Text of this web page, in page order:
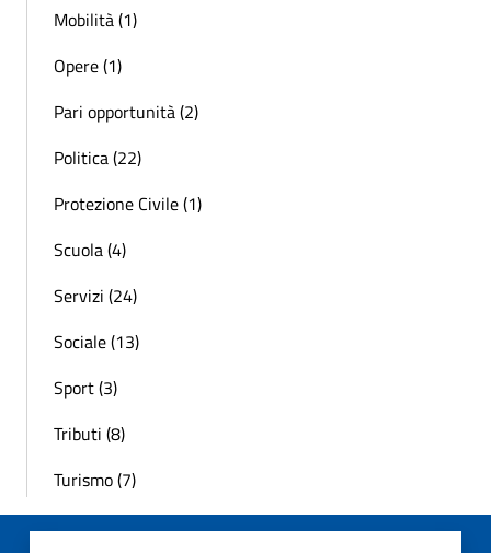
Mobilità (1)
Opere (1)
Pari opportunità (2)
Politica (22)
Protezione Civile (1)
Scuola (4)
Servizi (24)
Sociale (13)
Sport (3)
Tributi (8)
Turismo (7)